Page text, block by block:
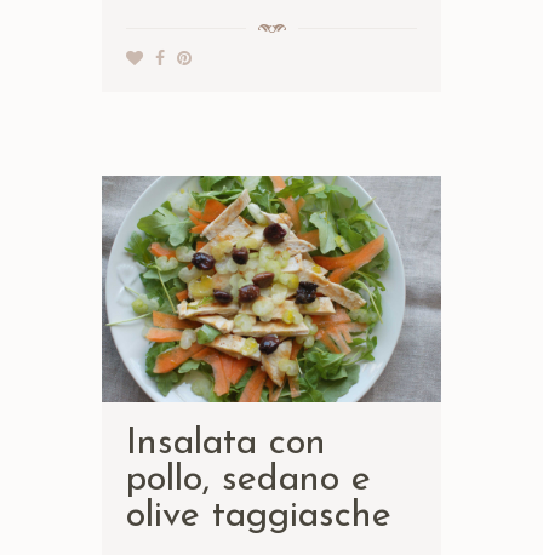
Insalata con
pollo, sedano e
olive taggiasche